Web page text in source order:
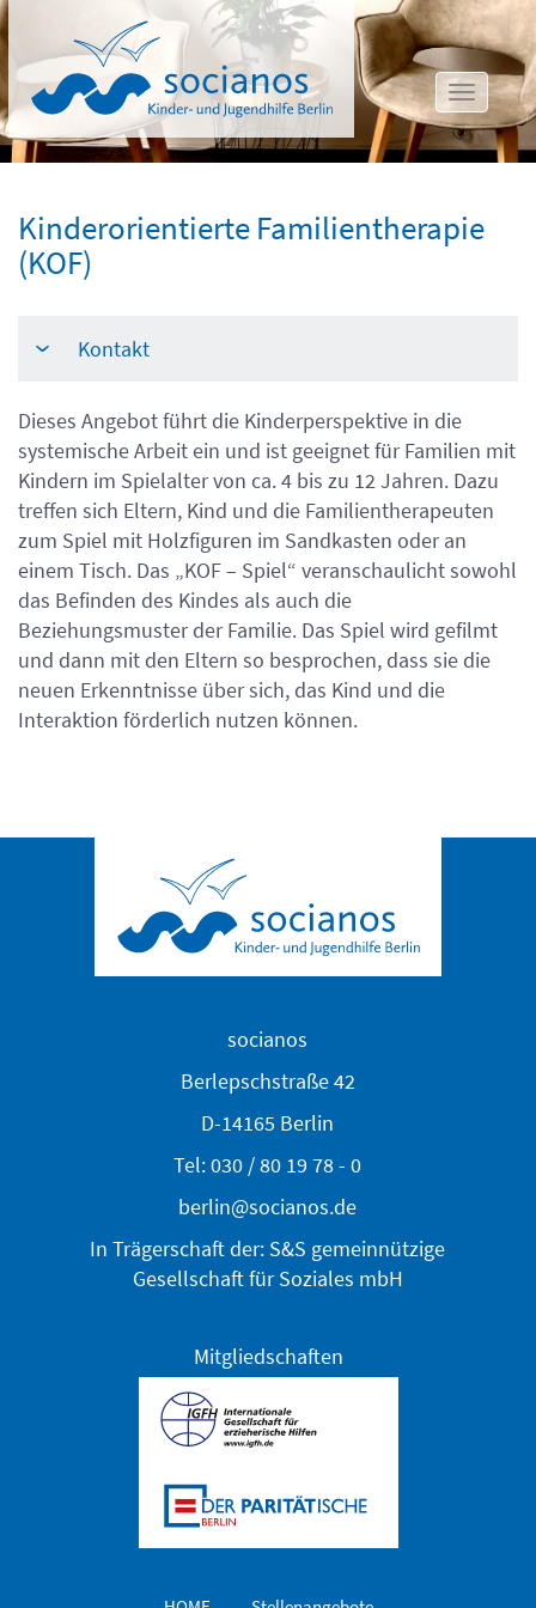
Toggle
Kinderorientierte Familientherapie
(KOF)
› Kontakt
Dieses Angebot führt die Kinderperspektive in die
systemische Arbeit ein und ist geeignet für Familien mit
Kindern im Spielalter von ca. 4 bis zu 12 Jahren. Dazu
treffen sich Eltern, Kind und die Familientherapeuten
zum Spiel mit Holzfiguren im Sandkasten oder an
einem Tisch. Das „KOF – Spiel“ veranschaulicht sowohl
das Befinden des Kindes als auch die
Beziehungsmuster der Familie. Das Spiel wird gefilmt
und dann mit den Eltern so besprochen, dass sie die
neuen Erkenntnisse über sich, das Kind und die
Interaktion förderlich nutzen können.
socianos
Berlepschstraße 42
D-14165 Berlin
Tel: 030 / 80 19 78 - 0
berlin@socianos.de
In Trägerschaft der: S&S gemeinnützige
Gesellschaft für Soziales mbH
Mitgliedschaften